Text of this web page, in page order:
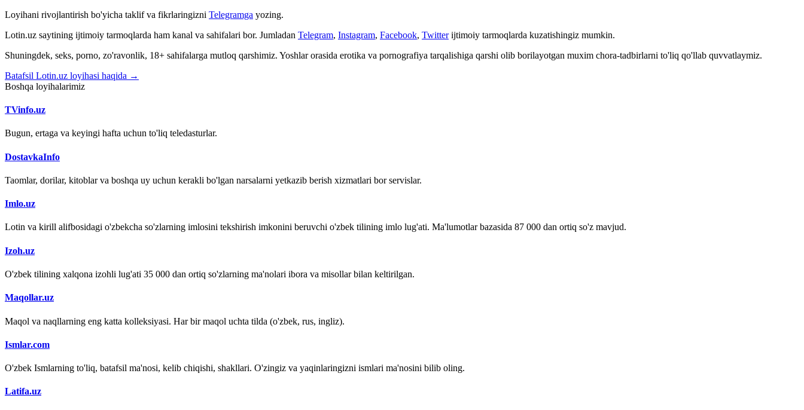
Loyihani rivojlantirish bo'yicha taklif va fikrlaringizni Telegramga yozing.
Lotin.uz saytining ijtimoiy tarmoqlarda ham kanal va sahifalari bor. Jumladan Telegram, Instagram, Facebook, Twitter ijtimoiy tarmoqlarda kuzatishingiz mumkin.
Shuningdek, seks, porno, zo'ravonlik, 18+ sahifalarga mutloq qarshimiz. Yoshlar orasida erotika va pornografiya tarqalishiga qarshi olib borilayotgan muxim chora-tadbirlarni to'liq qo'llab quvvatlaymiz.
Batafsil Lotin.uz loyihasi haqida →
Boshqa loyihalarimiz
TVinfo.uz
Bugun, ertaga va keyingi hafta uchun to'liq teledasturlar.
DostavkaInfo
Taomlar, dorilar, kitoblar va boshqa uy uchun kerakli bo'lgan narsalarni yetkazib berish xizmatlari bor servislar.
Imlo.uz
Lotin va kirill alifbosidagi o'zbekcha so'zlarning imlosini tekshirish imkonini beruvchi o'zbek tilining imlo lug'ati. Ma'lumotlar bazasida 87 000 dan ortiq so'z mavjud.
Izoh.uz
O'zbek tilining xalqona izohli lug'ati 35 000 dan ortiq so'zlarning ma'nolari ibora va misollar bilan keltirilgan.
Maqollar.uz
Maqol va naqllarning eng katta kolleksiyasi. Har bir maqol uchta tilda (o'zbek, rus, ingliz).
Ismlar.com
O'zbek Ismlarning to'liq, batafsil ma'nosi, kelib chiqishi, shakllari. O'zingiz va yaqinlaringizni ismlari ma'nosini bilib oling.
Latifa.uz